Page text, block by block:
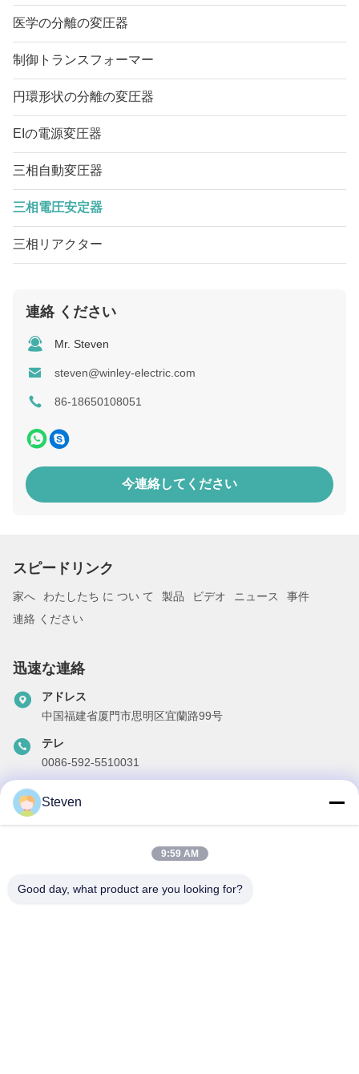
医学の分離の変圧器
制御トランスフォーマー
円環形状の分離の変圧器
EIの電源変圧器
三相自動変圧器
三相電圧安定器
三相リアクター
連絡 ください
Mr. Steven
steven@winley-electric.com
86-18650108051
今連絡してください
スピードリンク
家へ わたしたち に つい て 製品 ビデオ ニュース
事件
連絡 ください
迅速な連絡
アドレス
中国福建省厦門市思明区宜蘭路99号
テレ
0086-592-5510031
steven@winley-electric.com
私たちのニュースレター
Steven
9:59 AM
Good day, what product are you looking for?